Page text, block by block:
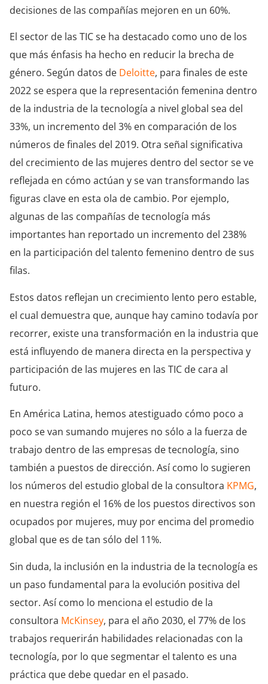
decisiones de las compañías mejoren en un 60%.
El sector de las TIC se ha destacado como uno de los
que más énfasis ha hecho en reducir la brecha de
género. Según datos de Deloitte, para finales de este
2022 se espera que la representación femenina dentro
de la industria de la tecnología a nivel global sea del
33%, un incremento del 3% en comparación de los
números de finales del 2019. Otra señal significativa
del crecimiento de las mujeres dentro del sector se ve
reflejada en cómo actúan y se van transformando las
figuras clave en esta ola de cambio. Por ejemplo,
algunas de las compañías de tecnología más
importantes han reportado un incremento del 238%
en la participación del talento femenino dentro de sus
filas.
Estos datos reflejan un crecimiento lento pero estable,
el cual demuestra que, aunque hay camino todavía por
recorrer, existe una transformación en la industria que
está influyendo de manera directa en la perspectiva y
participación de las mujeres en las TIC de cara al
futuro.
En América Latina, hemos atestiguado cómo poco a
poco se van sumando mujeres no sólo a la fuerza de
trabajo dentro de las empresas de tecnología, sino
también a puestos de dirección. Así como lo sugieren
los números del estudio global de la consultora KPMG,
en nuestra región el 16% de los puestos directivos son
ocupados por mujeres, muy por encima del promedio
global que es de tan sólo del 11%.
Sin duda, la inclusión en la industria de la tecnología es
un paso fundamental para la evolución positiva del
sector. Así como lo menciona el estudio de la
consultora McKinsey, para el año 2030, el 77% de los
trabajos requerirán habilidades relacionadas con la
tecnología, por lo que segmentar el talento es una
práctica que debe quedar en el pasado.